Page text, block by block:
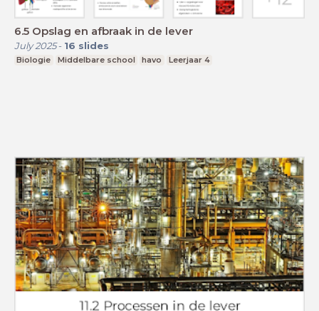
6.5 Opslag en afbraak in de lever
July 2025- 16 slides
Biologie Middelbare school havo Leerjaar 4